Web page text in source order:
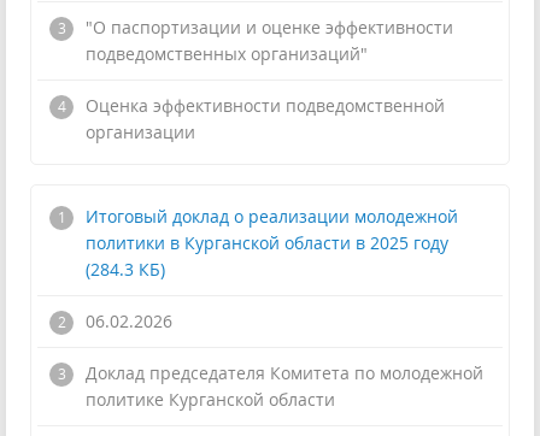
"О паспортизации и оценке эффективности
подведомственных организаций"
Оценка эффективности подведомственной
организации
Итоговый доклад о реализации молодежной
политики в Курганской области в 2025 году
(284.3 КБ)
06.02.2026
Доклад председателя Комитета по молодежной
политике Курганской области